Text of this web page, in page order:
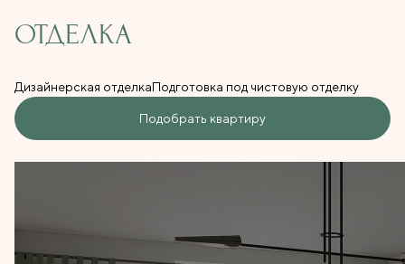
ОТДЕЛКА
Дизайнерская отделкаПодготовка под чистовую отделку
Подобрать квартиру